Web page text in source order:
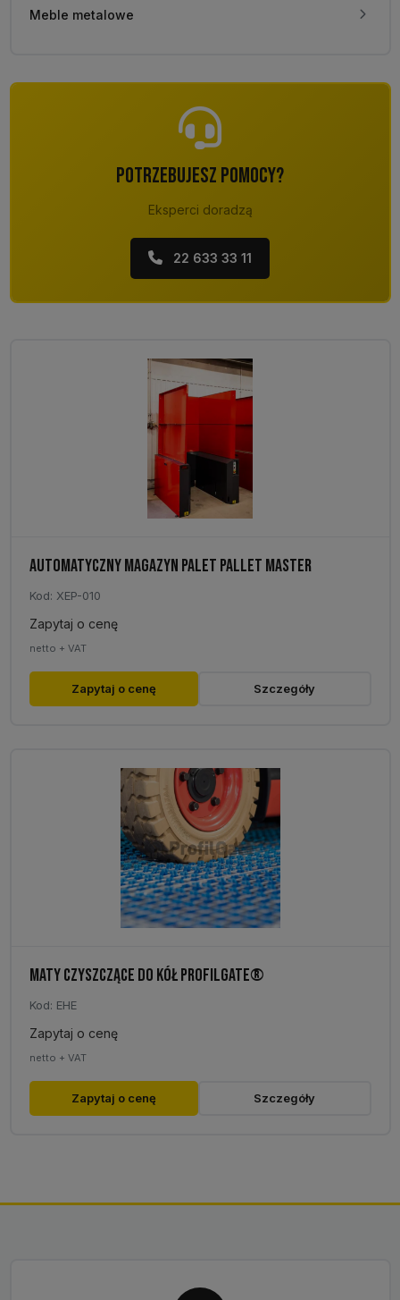
Meble metalowe
POTRZEBUJESZ POMOCY?
Eksperci doradzą
22 633 33 11
AUTOMATYCZNY MAGAZYN PALET PALLET MASTER
Kod: XEP-010
Zapytaj o cenę
netto + VAT
Zapytaj o cenę Szczegóły
MATY CZYSZCZĄCE DO KÓŁ PROFILGATE®
Kod: EHE
Zapytaj o cenę
netto + VAT
Zapytaj o cenę Szczegóły